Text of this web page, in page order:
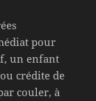
pour
un enfant
crédite de
couler, à